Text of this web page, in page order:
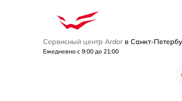
Сервисный центр Ardor в Санкт-
Ежедневно с 9:00 до 21:00